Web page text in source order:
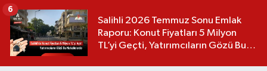
Salihli 2026 Temmuz Sonu Emlak
Raporu: Konut Fiyatları 5 Milyon
TL’yi Geçti, Yatırımcıların Gözü Bu
6